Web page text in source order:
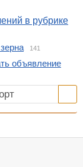
в рубрике
141
объявление